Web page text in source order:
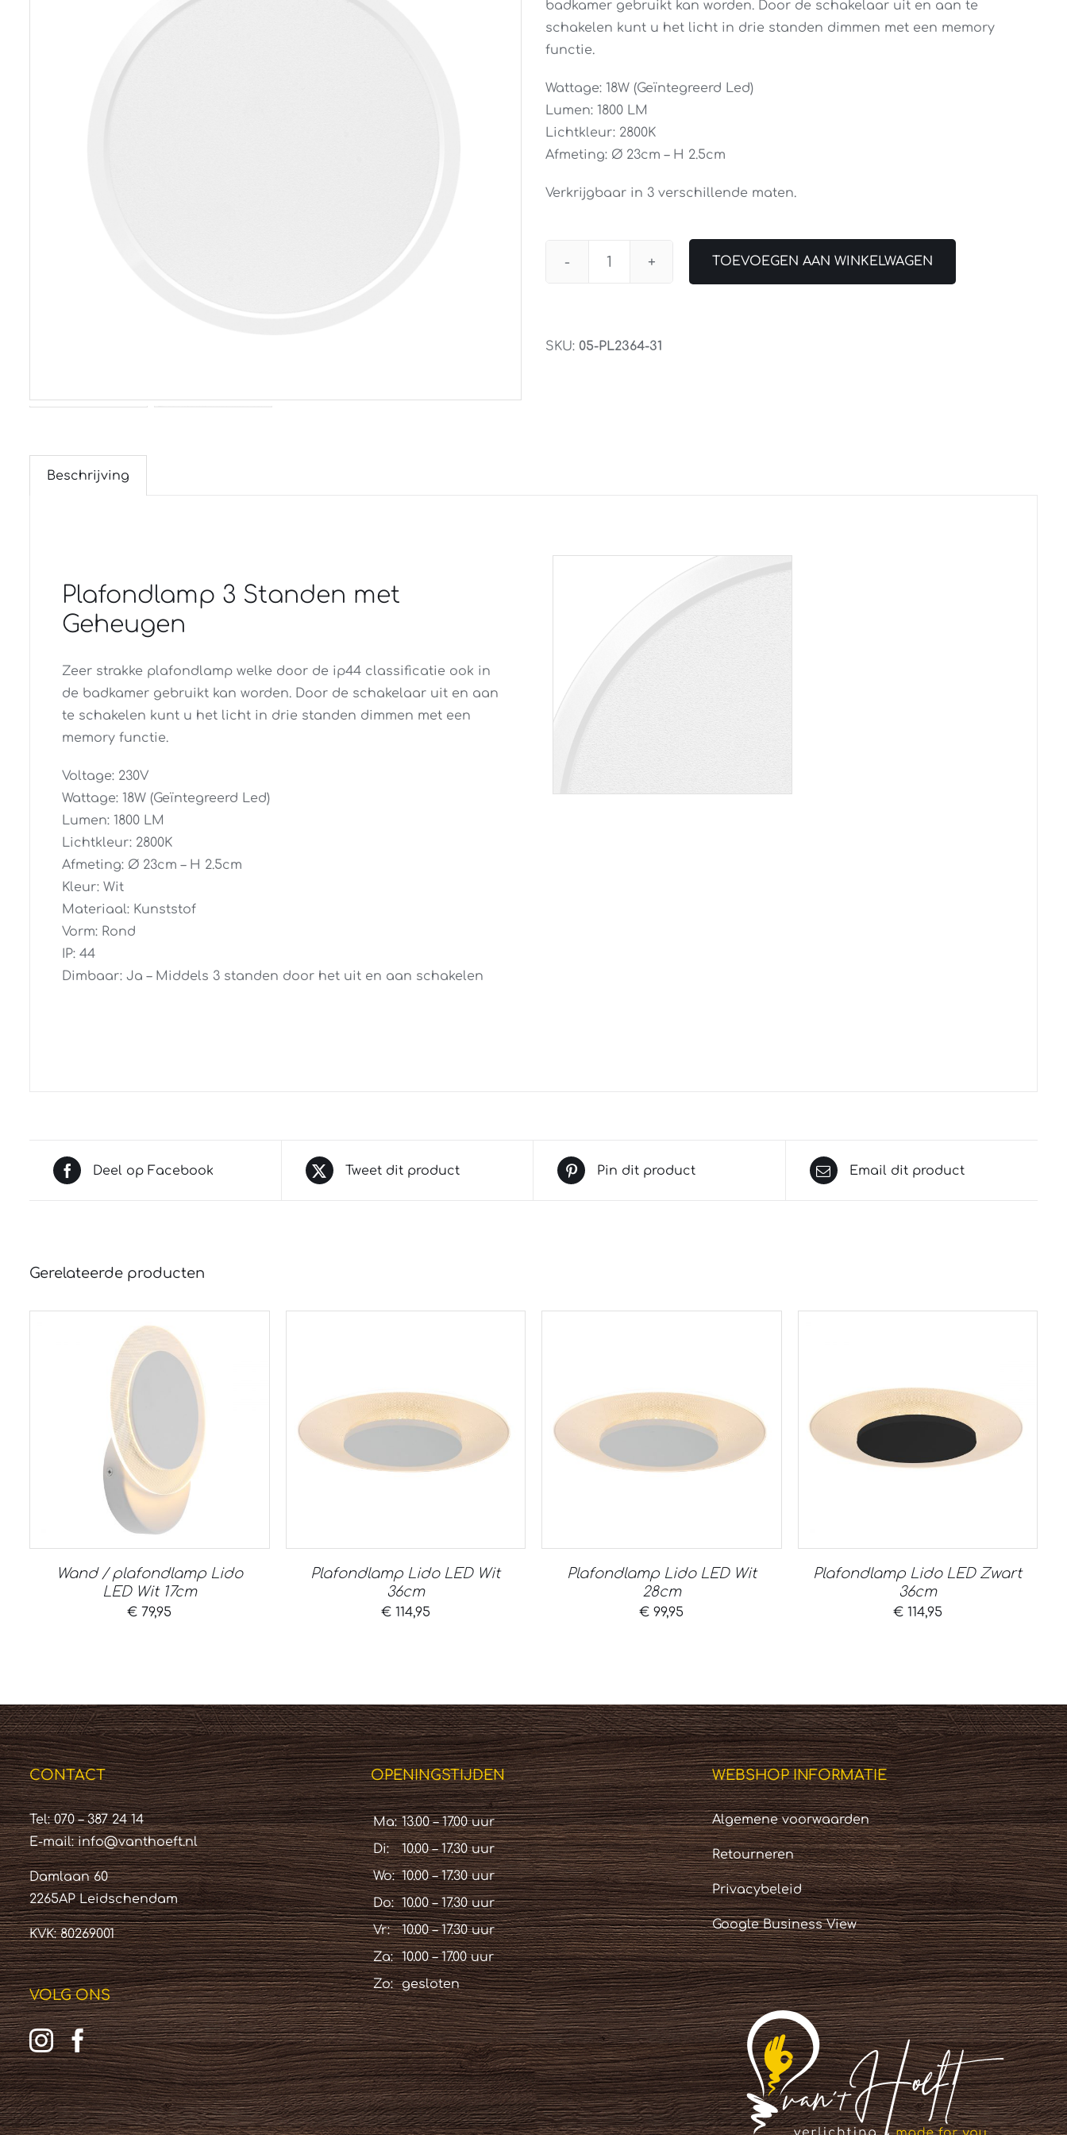
badkamer gebruikt kan worden. Door de schakelaar uit en aan te
schakelen kunt u het licht in drie standen dimmen met een memory
functie.
Wattage: 18W (Geïntegreerd Led)
Lumen: 1800 LM
Lichtkleur: 2800K
Afmeting: Ø 23cm – H 2.5cm
Verkrijgbaar in 3 verschillende maten.
Plafondlamp
23CM
TOEVOEGEN AAN WINKELWAGEN
SKU: 05-PL2364-31
Beschrijving
Plafondlamp 3 Standen met
Geheugen
Zeer strakke plafondlamp welke door de ip44 classificatie ook in
de badkamer gebruikt kan worden. Door de schakelaar uit en aan
te schakelen kunt u het licht in drie standen dimmen met een
memory functie.
Voltage: 230V
Wattage: 18W (Geïntegreerd Led)
Lumen: 1800 LM
Lichtkleur: 2800K
Afmeting: Ø 23cm – H 2.5cm
Kleur: Wit
Materiaal: Kunststof
Vorm: Rond
IP: 44
Dimbaar: Ja – Middels 3 standen door het uit en aan schakelen
Deel op Facebook Tweet dit product Pin dit product Email dit product
Gerelateerde producten
Wand / plafondlamp Lido
LED Wit 17cm
€ 79,95
Plafondlamp Lido LED Wit
36cm
€114,95
Plafondlamp Lido LED Wit
28cm
€ 99,95
Plafondlamp Lido LED Zwart
36cm
€114,95
CONTACT
Tel: 070 – 387 24 14
E-mail:info@vanthoeft.nl
Damlaan 60
2265AP Leidschendam
KVK: 80269001
VOLG ONS
OPENINGSTIJDEN
Ma: 13.00 – 17.00 uur
Di:
10.00 – 17.30 uur
Wo: 10.00 – 17.30 uur
Do: 10.00 – 17.30 uur
Vr:
10.00 – 17.30 uur
Za:
10.00 – 17.00 uur
Zo:
gesloten
WEBSHOP INFORMATIE
Algemene voorwaarden
Retourneren
Privacybeleid
Google Business View